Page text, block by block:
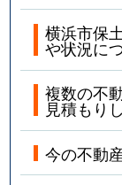
横浜市保
や状況に
複数の不
見積もり
今の不動